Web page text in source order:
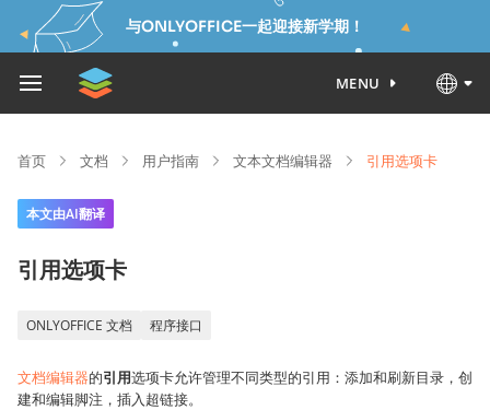
与ONLYOFFICE一起迎接新学期！
MENU
首页 文档 用户指南 文本文档编辑器 引用选项卡
本文由AI翻译
引用选项卡
ONLYOFFICE 文档 程序接口
文档编辑器的引用选项卡允许管理不同类型的引用：添加和刷新目录，创
建和编辑脚注，插入超链接。